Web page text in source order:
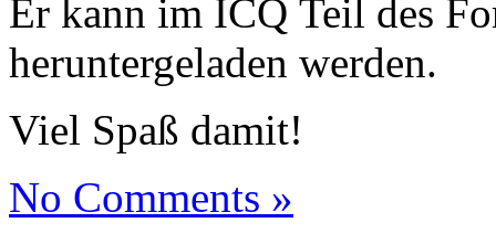
Er kann im ICQ Teil des
heruntergeladen werden.
Viel Spaß damit!
No Comments »